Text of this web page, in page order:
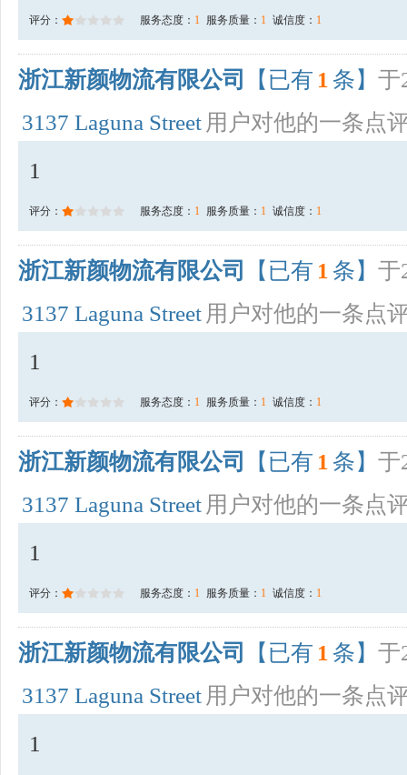
评分： 服务态度： 1 服务质量： 1 诚信度： 1
浙江新颜物流有限公司 【已有 1 条】 于
3137 Laguna Street 用户对他的一条点
1
评分： 服务态度： 1 服务质量： 1 诚信度： 1
浙江新颜物流有限公司 【已有 1 条】 于
3137 Laguna Street 用户对他的一条点
1
评分： 服务态度： 1 服务质量： 1 诚信度： 1
浙江新颜物流有限公司 【已有 1 条】 于
3137 Laguna Street 用户对他的一条点
1
评分： 服务态度： 1 服务质量： 1 诚信度： 1
浙江新颜物流有限公司 【已有 1 条】 于
3137 Laguna Street 用户对他的一条点
1